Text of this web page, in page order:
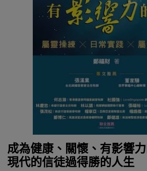
成為健康、關懷、有影響
現代的信徒過得勝的人生